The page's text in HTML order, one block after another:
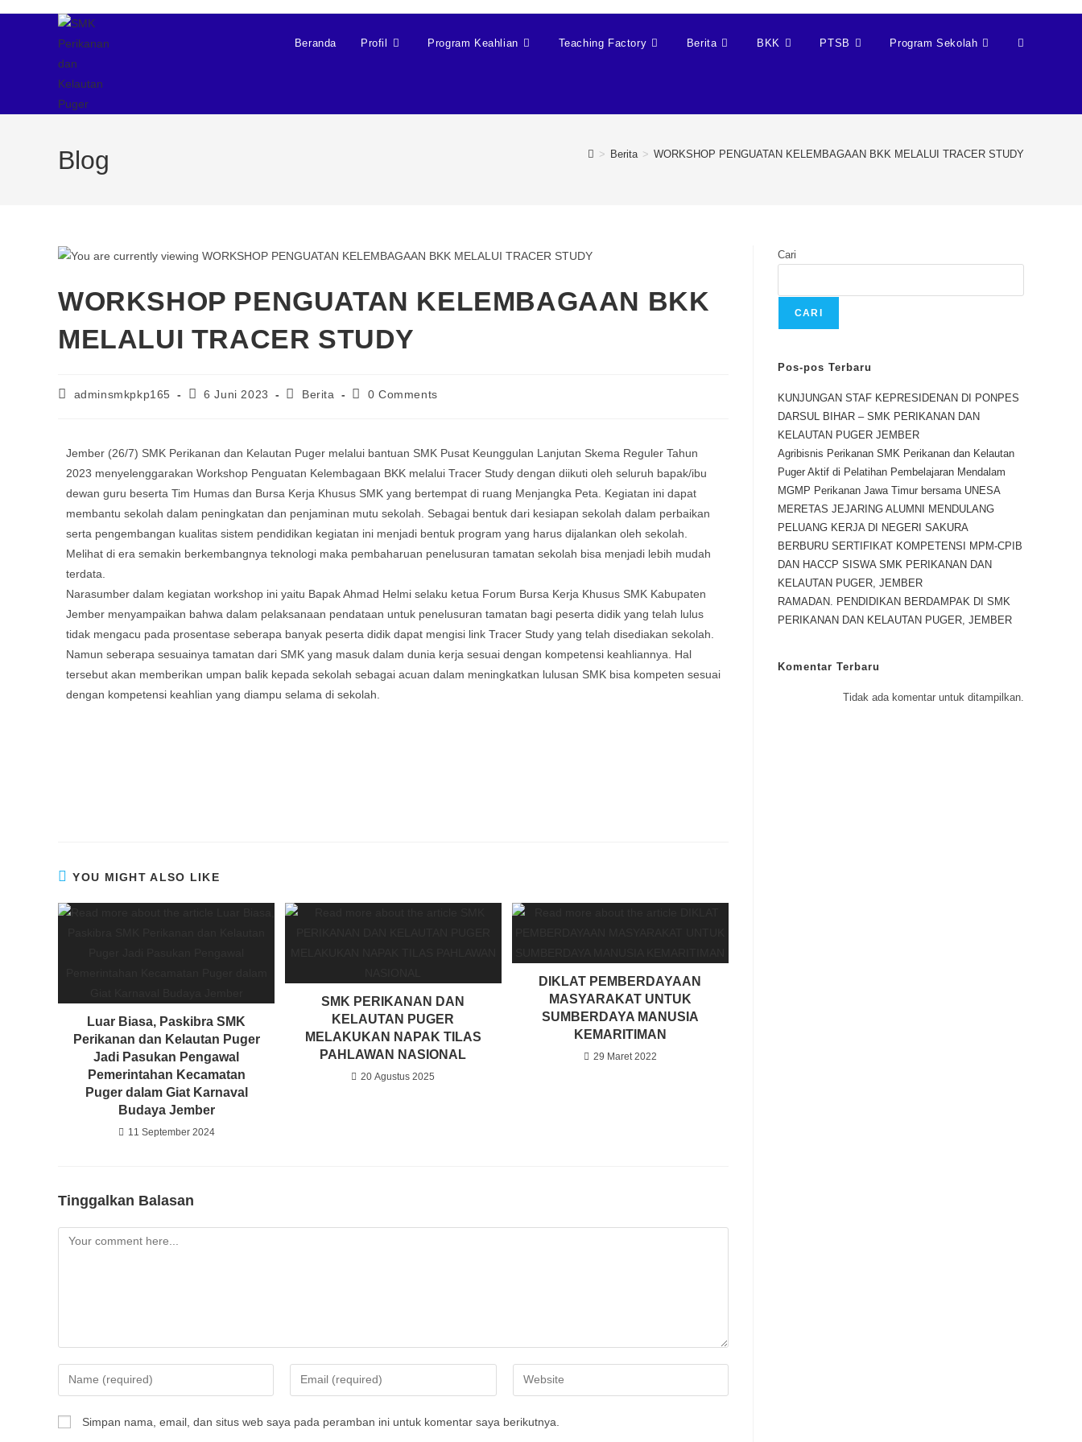
Beranda Profil Program Keahlian Teaching Factory Berita BKK PTSB Program Sekolah
Blog > Berita > WORKSHOP PENGUATAN KELEMBAGAAN BKK MELALUI TRACER STUDY
WORKSHOP PENGUATAN KELEMBAGAAN BKK
MELALUI TRACER STUDY
adminsmkpkp165 6 Juni 2023 Berita 0 Comments
Jember (26/7) SMK Perikanan dan Kelautan Puger melalui bantuan SMK Pusat Keunggulan Lanjutan Skema Reguler Tahun
2023 menyelenggarakan Workshop Penguatan Kelembagaan BKK melalui Tracer Study dengan diikuti oleh seluruh bapak/ibu
dewan guru beserta Tim Humas dan Bursa Kerja Khusus SMK yang bertempat di ruang Menjangka Peta. Kegiatan ini dapat
membantu sekolah dalam peningkatan dan penjaminan mutu sekolah. Sebagai bentuk dari kesiapan sekolah dalam perbaikan
serta pengembangan kualitas sistem pendidikan kegiatan ini menjadi bentuk program yang harus dijalankan oleh sekolah.
Melihat di era semakin berkembangnya teknologi maka pembaharuan penelusuran tamatan sekolah bisa menjadi lebih mudah
terdata.
Narasumber dalam kegiatan workshop ini yaitu Bapak Ahmad Helmi selaku ketua Forum Bursa Kerja Khusus SMK Kabupaten
Jember menyampaikan bahwa dalam pelaksanaan pendataan untuk penelusuran tamatan bagi peserta didik yang telah lulus
tidak mengacu pada prosentase seberapa banyak peserta didik dapat mengisi link Tracer Study yang telah disediakan sekolah.
Namun seberapa sesuainya tamatan dari SMK yang masuk dalam dunia kerja sesuai dengan kompetensi keahliannya. Hal
tersebut akan memberikan umpan balik kepada sekolah sebagai acuan dalam meningkatkan lulusan SMK bisa kompeten sesuai
dengan kompetensi keahlian yang diampu selama di sekolah.
YOU MIGHT ALSO LIKE
Luar Biasa, Paskibra SMK
Perikanan dan Kelautan Puger
Jadi Pasukan Pengawal
Pemerintahan Kecamatan
Puger dalam Giat Karnaval
Budaya Jember
11 September 2024
SMK PERIKANAN DAN
KELAUTAN PUGER
MELAKUKAN NAPAK TILAS
PAHLAWAN NASIONAL
20 Agustus 2025
DIKLAT PEMBERDAYAAN
MASYARAKAT UNTUK
SUMBERDAYA MANUSIA
KEMARITIMAN
29 Maret 2022
Tinggalkan Balasan
Simpan nama, email, dan situs web saya pada peramban ini untuk komentar saya berikutnya.
Cari
CARI
Pos-pos Terbaru
KUNJUNGAN STAF KEPRESIDENAN DI PONPES
DARSUL BIHAR – SMK PERIKANAN DAN
KELAUTAN PUGER JEMBER
Agribisnis Perikanan SMK Perikanan dan Kelautan
Puger Aktif di Pelatihan Pembelajaran Mendalam
MGMP Perikanan Jawa Timur bersama UNESA
MERETAS JEJARING ALUMNI MENDULANG
PELUANG KERJA DI NEGERI SAKURA
BERBURU SERTIFIKAT KOMPETENSI MPM-CPIB
DAN HACCP SISWA SMK PERIKANAN DAN
KELAUTAN PUGER, JEMBER
RAMADAN. PENDIDIKAN BERDAMPAK DI SMK
PERIKANAN DAN KELAUTAN PUGER, JEMBER
Komentar Terbaru
Tidak ada komentar untuk ditampilkan.